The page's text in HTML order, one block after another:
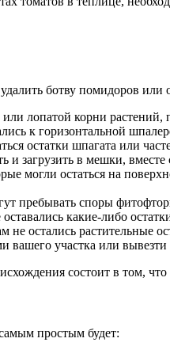
ботву помидоров
лопатой корни растений,
к горизонтальной
остатки шпагата или
и загрузить в мешки,
могли остаться на
пребывать споры
какие-либо
остались растительные
вашего участка или
состоит в том,
простым будет: